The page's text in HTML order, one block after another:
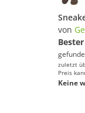
von
zuletzt
Preis
Keine